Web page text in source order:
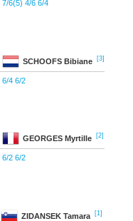
7/6(5) 4/6 6/4
SCHOOFS Bibiane [3]
6/4 6/2
GEORGES Myrtille [2]
6/2 6/2
ZIDANSEK Tamara [1]